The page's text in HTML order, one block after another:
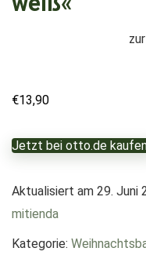
€13,90
Jetzt bei otto.de
Aktualisiert am 29. Juni
mitienda
Kategorie: